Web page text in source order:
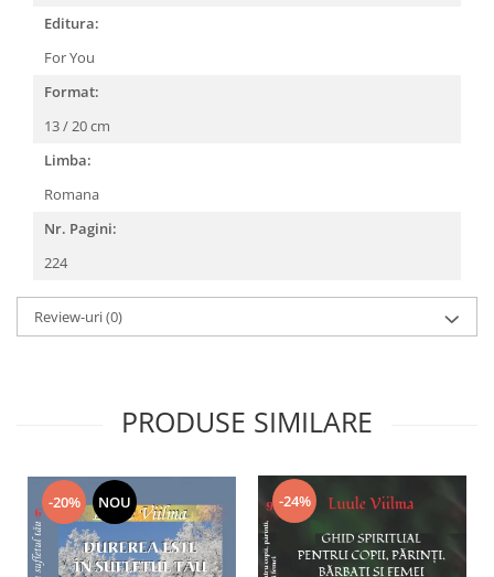
Editura:
For You
Format:
13 / 20 cm
Limba:
Romana
Nr. Pagini:
224
Review-uri(0)
PRODUSE SIMILARE
-20% NOU -24%